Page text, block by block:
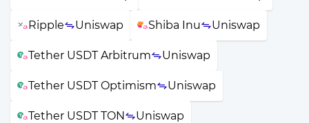
Ripple Uniswap Shiba Inu Uniswap
Tether USDT Arbitrum Uniswap
Tether USDT Optimism Uniswap
Tether USDT TON Uniswap